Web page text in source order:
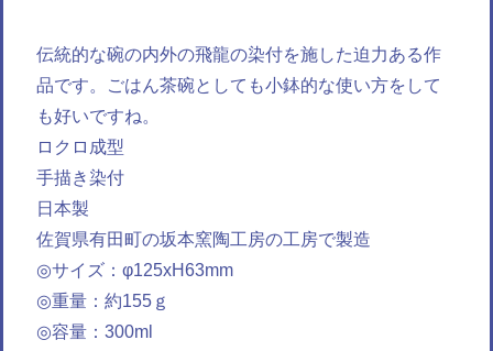
伝統的な碗の内外の飛龍の染付を施した迫力ある作
品です。ごはん茶碗としても小鉢的な使い方をして
も好いですね。
ロクロ成型
手描き染付
日本製
佐賀県有田町の坂本窯陶工房の工房で製造
◎サイズ：φ125xH63mm
◎重量：約155ｇ
◎容量：300ml